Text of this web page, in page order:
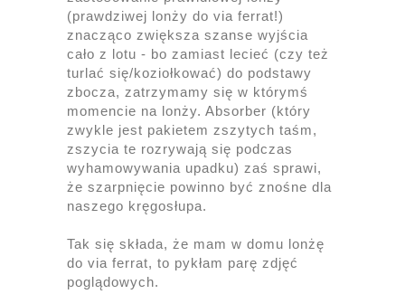
(prawdziwej lonży do via ferrat!)
znacząco zwiększa szanse wyjścia
cało z lotu - bo zamiast lecieć (czy też
turlać się/koziołkować) do podstawy
zbocza, zatrzymamy się w którymś
momencie na lonży. Absorber (który
zwykle jest pakietem zszytych taśm,
zszycia te rozrywają się podczas
wyhamowywania upadku) zaś sprawi,
że szarpnięcie powinno być znośne dla
naszego kręgosłupa.
Tak się składa, że mam w domu lonżę
do via ferrat, to pykłam parę zdjęć
poglądowych.